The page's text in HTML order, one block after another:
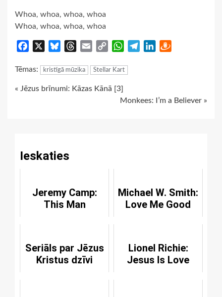
Whoa, whoa, whoa, whoa
Whoa, whoa, whoa, whoa
Facebook BlueskyThreads
Email
Copy
WhatsApp
TelegramLinkedIn
Tēmas: kristīgā mūzika Stellar Kart
Continue
« Jēzus brīnumi: Kāzas Kānā [3]
Monkees: I’m a Believer »
Ieskaties
Jeremy Camp:
This Man
Michael W. Smith:
Love Me Good
Seriāls par Jēzus
Kristus dzīvi
Lionel Richie:
Jesus Is Love